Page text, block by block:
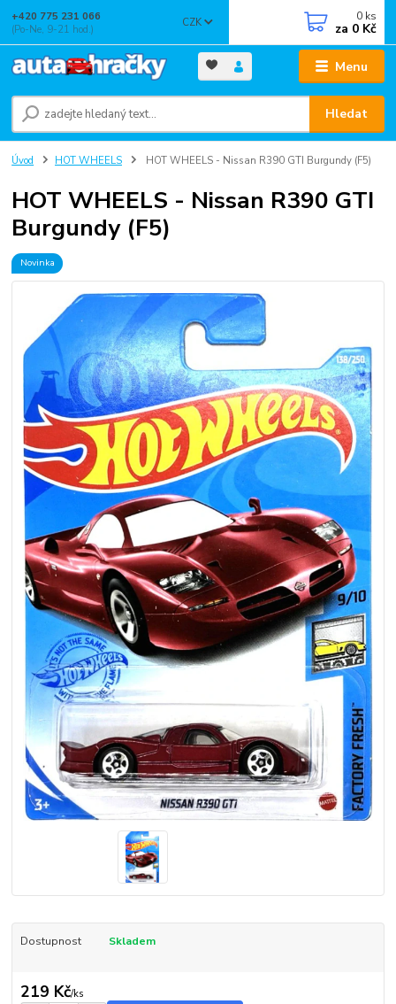
Menu
CZK
Hledat
+420 775 231 066
(Po-Ne, 9-21 hod.)
0 ks
za 0 Kč
Úvod HOT WHEELS HOT WHEELS - Nissan R390 GTI Burgundy (F5)
HOT WHEELS - Nissan R390 GTI
Burgundy (F5)
Novinka
Dostupnost Skladem
219 Kč/ks